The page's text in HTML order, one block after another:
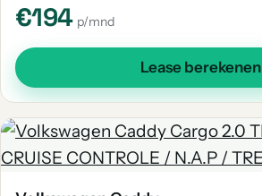
€194 p/mnd
Lease berekenen